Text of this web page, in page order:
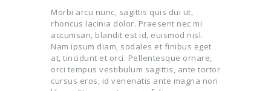
Morbi arcu nunc, sagittis quis dui ut,
rhoncus lacinia dolor. Praesent nec mi
accumsan, blandit est id, euismod nisl.
Nam ipsum diam, sodales et finibus eget
at, tincidunt et orci. Pellentesque ornare,
orci tempus vestibulum sagittis, ante tortor
cursus eros, id venenatis ante magna non